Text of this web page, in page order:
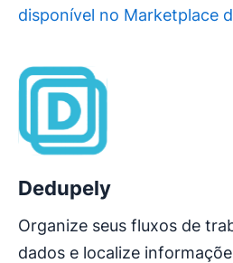
disponível no Marketplace
Dedupely
Organize seus fluxos de
dados e localize